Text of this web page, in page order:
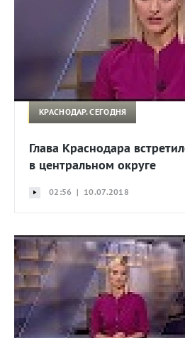
КРАСНОДАР. СЕГОДНЯ
Глава Краснодара
в центральном округе
02:56 | 10.07.2018